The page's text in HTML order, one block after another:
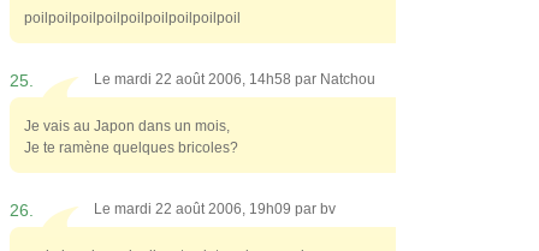
poilpoilpoilpoilpoilpoilpoilpoilpoil
25. Le mardi 22 août 2006, 14h58 par Natchou
Je vais au Japon dans un mois,
Je te ramène quelques bricoles?
26. Le mardi 22 août 2006, 19h09 par bv